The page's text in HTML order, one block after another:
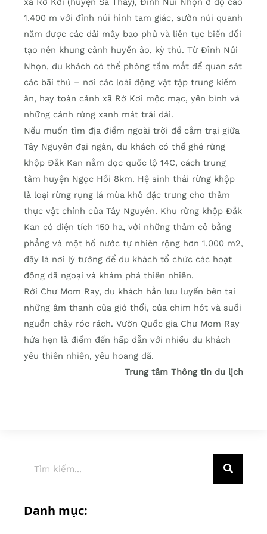
1.400 m với đỉnh núi hình tam giác, sườn núi quanh
năm được các dải mây bao phủ và liên tục biến đổi
tạo nên khung cảnh huyền ảo, kỳ thú. Từ Đỉnh Núi
Nhọn, du khách có thể phóng tầm mắt để quan sát
các bãi thú – nơi các loài động vật tập trung kiếm
ăn, hay toàn cảnh xã Rờ Kơi mộc mạc, yên bình và
những cánh rừng xanh mát trải dài.
Nếu muốn tìm địa điểm ngoài trời để cắm trại giữa
Tây Nguyên đại ngàn, du khách có thể ghé rừng
khộp Đắk Kan nằm dọc quốc lộ 14C, cách trung
tâm huyện Ngọc Hồi 8km. Hệ sinh thái rừng khộp
là loại rừng rụng lá mùa khô đặc trưng cho thảm
thực vật chính của Tây Nguyên. Khu rừng khộp Đắk
Kan có diện tích 150 ha, với những thảm cỏ bằng
phẳng và một hồ nước tự nhiên rộng hơn 1.000 m2,
đây là nơi lý tưởng để du khách tổ chức các hoạt
động dã ngoại và khám phá thiên nhiên.
Rời Chư Mom Ray, du khách hẳn lưu luyến bên tai
những âm thanh của gió thổi, của chim hót và suối
nguồn chảy róc rách. Vườn Quốc gia Chư Mom Ray
hứa hẹn là điểm đến hấp dẫn với nhiều du khách
yêu thiên nhiên, yêu hoang dã.
Trung tâm Thông tin du lịch
Danh mục: